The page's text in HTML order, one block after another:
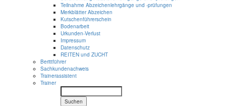
Teilnahme Abzeichenlehrgänge und -prüfungen
Merkblätter Abzeichen
Kutschenführerschein
Bodenarbeit
Urkunden-Verlust
Impressum
Datenschutz
REITEN und ZUCHT
Berittführer
Sachkundenachweis
Trainerassistent
Trainer
Suchen